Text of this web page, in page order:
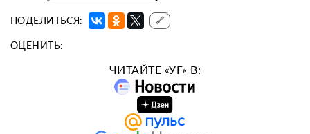
ПОДЕЛИТЬСЯ: 🔗
ОЦЕНИТЬ:
ЧИТАЙТЕ «УГ» В: